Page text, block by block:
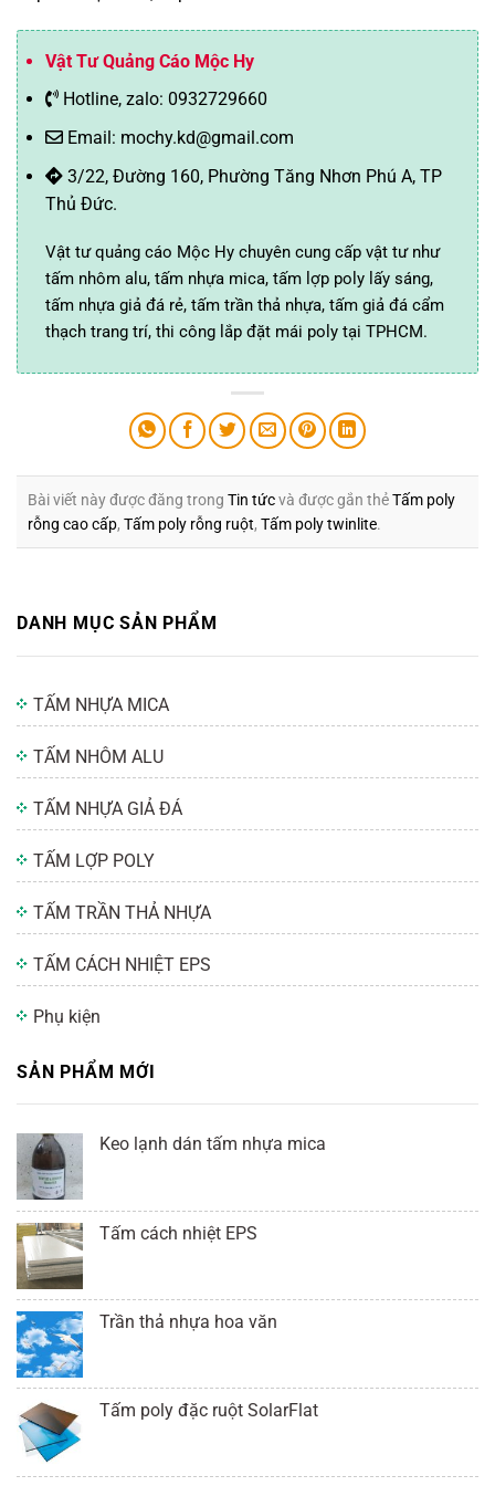
Vật Tư Quảng Cáo Mộc Hy
Hotline, zalo: 0932729660
Email: mochy.kd@gmail.com
3/22, Đường 160, Phường Tăng Nhơn Phú A, TP
Thủ Đức.
Vật tư quảng cáo Mộc Hy chuyên cung cấp vật tư như
tấm nhôm alu, tấm nhựa mica, tấm lợp poly lấy sáng,
tấm nhựa giả đá rẻ, tấm trần thả nhựa, tấm giả đá cẩm
thạch trang trí, thi công lắp đặt mái poly tại TPHCM.
Bài viết này được đăng trong Tin tứcvà được gắn thẻTấm poly
rỗng cao cấp, Tấm poly rỗng ruột, Tấm poly twinlite.
DANH MỤC SẢN PHẨM
TẤM NHỰA MICA
TẤM NHÔM ALU
TẤM NHỰA GIẢ ĐÁ
TẤM LỢP POLY
TẤM TRẦN THẢ NHỰA
TẤM CÁCH NHIỆT EPS
Phụ kiện
SẢN PHẨM MỚI
Keo lạnh dán tấm nhựa mica
Tấm cách nhiệt EPS
Trần thả nhựa hoa văn
Tấm poly đặc ruột SolarFlat